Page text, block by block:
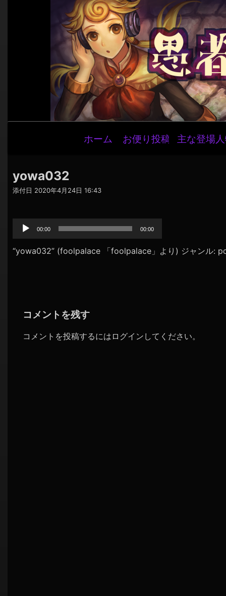
ナ
ビ
ー
シ
ョ
ホーム お便り投稿 主な登場
yowa032
添付日 2020年4月24日 16:43
声
レ
ー
ヤ
00:00 00:00
“yowa032” (foolpalace 「foolpalace」より) ジャンル:
コメントを残す
コメントを投稿するには ログイン してください。